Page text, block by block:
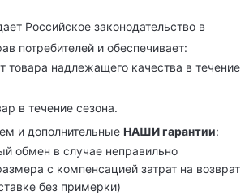
Российское законодательство в
потребителей и обеспечивает:
товара надлежащего качества в течение
в течение сезона.
и дополнительные НАШИ гарантии:
обмен в случае неправильно
с компенсацией затрат на возврат
без примерки)